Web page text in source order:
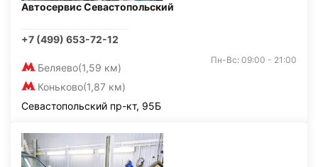
Автосервис Севастопольский
+7 (499) 653-72-12
Беляево(1,59 км)
Коньково(1,87 км)
Пн-Вс: 09:00 - 21:00
Севастопольский пр-кт, 95Б